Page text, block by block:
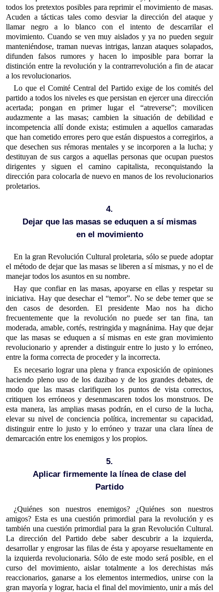
todos los pretextos posibles para reprimir el movimiento de masas.
Acuden a tácticas tales como desviar la dirección del ataque y
llamar negro a lo blanco con el intento de descarrilar el
movimiento. Cuando se ven muy aislados y ya no pueden seguir
manteniéndose, traman nuevas intrigas, lanzan ataques solapados,
difunden falsos rumores y hacen lo imposible para borrar la
distinción entre la revolución y la contrarrevolución a fin de atacar
a los revolucionarios.
Lo que el Comité Central del Partido exige de los comités del
partido a todos los niveles es que persistan en ejercer una dirección
acertada; pongan en primer lugar el “atreverse”; movilicen
audazmente a las masas; cambien la situación de debilidad e
incompetencia allí donde exista; estimulen a aquellos camaradas
que han cometido errores pero que están dispuestos a corregirlos, a
que desechen sus rémoras mentales y se incorporen a la lucha; y
destituyan de sus cargos a aquellas personas que ocupan puestos
dirigentes y siguen el camino capitalista, reconquistando la
dirección para colocarla de nuevo en manos de los revolucionarios
proletarios.
4.
Dejar que las masas se eduquen a sí mismas
en el movimiento
En la gran Revolución Cultural proletaria, sólo se puede adoptar
el método de dejar que las masas se liberen a sí mismas, y no el de
manejar todos los asuntos en su nombre.
Hay que confiar en las masas, apoyarse en ellas y respetar su
iniciativa. Hay que desechar el “temor”. No se debe temer que se
den casos de desorden. El presidente Mao nos ha dicho
frecuentemente que la revolución no puede ser tan fina, tan
moderada, amable, cortés, restringida y magnánima. Hay que dejar
que las masas se eduquen a sí mismas en este gran movimiento
revolucionario y aprender a distinguir entre lo justo y lo erróneo,
entre la forma correcta de proceder y la incorrecta.
Es necesario lograr una plena y franca exposición de opiniones
haciendo pleno uso de los dazibao y de los grandes debates, de
modo que las masas clarifiquen los puntos de vista correctos,
critiquen los erróneos y desenmascaren todos los monstruos. De
esta manera, las amplias masas podrán, en el curso de la lucha,
elevar su nivel de conciencia política, incrementar su capacidad,
distinguir entre lo justo y lo erróneo y trazar una clara línea de
demarcación entre los enemigos y los propios.
5.
Aplicar firmemente la línea de clase del
Partido
¿Quiénes son nuestros enemigos? ¿Quiénes son nuestros
amigos? Esta es una cuestión primordial para la revolución y es
también una cuestión primordial para la gran Revolución Cultural.
La dirección del Partido debe saber descubrir a la izquierda,
desarrollar y engrosar las filas de ésta y apoyarse resueltamente en
la izquierda revolucionaria. Sólo de este modo será posible, en el
curso del movimiento, aislar totalmente a los derechistas más
reaccionarios, ganarse a los elementos intermedios, unirse con la
gran mayoría y lograr, hacia el final del movimiento, unir a más del